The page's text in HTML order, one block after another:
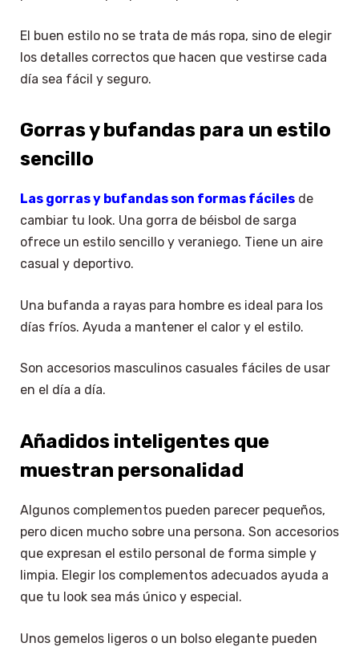
El buen estilo no se trata de más ropa, sino de elegir
los detalles correctos que hacen que vestirse cada
día sea fácil y seguro.
Gorras y bufandas para un estilo
sencillo
Las gorras y bufandas son formas fáciles de
cambiar tu look. Una gorra de béisbol de sarga
ofrece un estilo sencillo y veraniego. Tiene un aire
casual y deportivo.
Una bufanda a rayas para hombre es ideal para los
días fríos. Ayuda a mantener el calor y el estilo.
Son accesorios masculinos casuales fáciles de usar
en el día a día.
Añadidos inteligentes que
muestran personalidad
Algunos complementos pueden parecer pequeños,
pero dicen mucho sobre una persona. Son accesorios
que expresan el estilo personal de forma simple y
limpia. Elegir los complementos adecuados ayuda a
que tu look sea más único y especial.
Unos gemelos ligeros o un bolso elegante pueden